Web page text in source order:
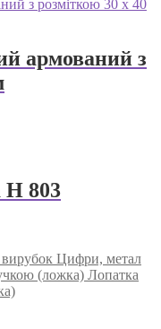
армований з
Н 803
вирубок Цифри, метал
Лопатка